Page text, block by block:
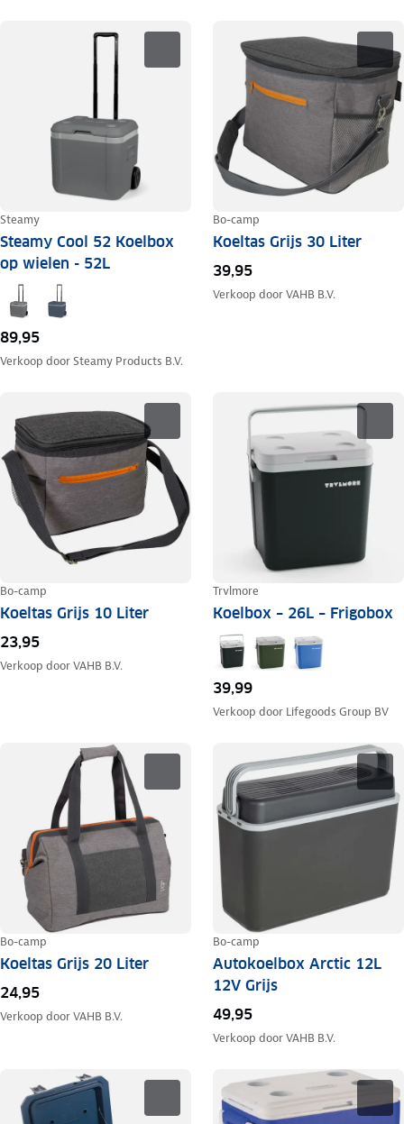
Steamy
Steamy Cool 52 Koelbox
op wielen - 52L
89,95
Verkoop doorSteamy Products B.V.
Bo-camp
Koeltas Grijs 30 Liter
39,95
Verkoop doorVAHB B.V.
Bo-camp
Koeltas Grijs 10 Liter
23,95
Verkoop doorVAHB B.V.
Trvlmore
Koelbox – 26L – Frigobox
39,99
Verkoop door Lifegoods Group BV
Bo-camp
Koeltas Grijs 20 Liter
24,95
Verkoop doorVAHB B.V.
Bo-camp
Autokoelbox Arctic 12L
12V Grijs
49,95
Verkoop doorVAHB B.V.